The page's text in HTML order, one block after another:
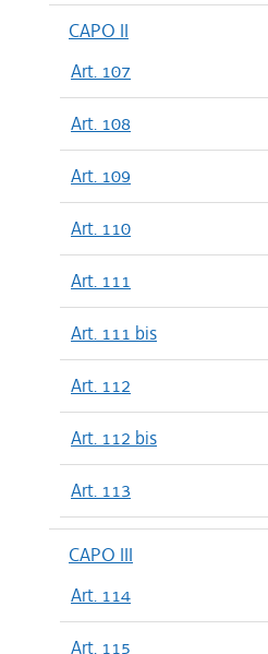
CAPO II
Art. 107
Art. 108
Art. 109
Art. 110
Art. 111
Art. 111 bis
Art. 112
Art. 112 bis
Art. 113
CAPO III
Art. 114
Art. 115